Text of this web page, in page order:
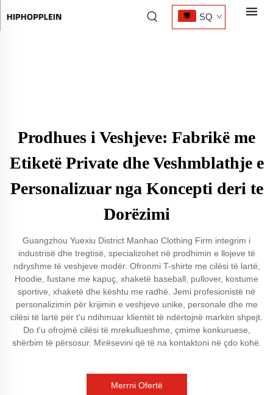
SQ
Prodhues i Veshjeve: Fabrikë me
Etiketë Private dhe Veshmblathje e
Personalizuar nga Koncepti deri te
Dorëzimi
Guangzhou Yuexiu District Manhao Clothing Firm integrim i
industrisë dhe tregtisë, specializohet në prodhimin e llojeve të
ndryshme të veshjeve modër. Ofronmi T-shirte me cilësi të lartë,
Hoodie, fustane me kapuç, xhaketë baseball, pullover, kostume
sportive, xhaketë dhe kështu me radhë. Jemi profesionistë në
personalizimin për krijimin e veshjeve unike, personale dhe me
cilësi të lartë për t'u ndihmuar klientët të ndërtojnë markën shpejt.
Do t'u ofrojmë cilësi të mrekullueshme, çmime konkuruese,
shërbim të përsosur. Mirësevini që të na kontaktoni në çdo kohë.
Merrni Ofertë